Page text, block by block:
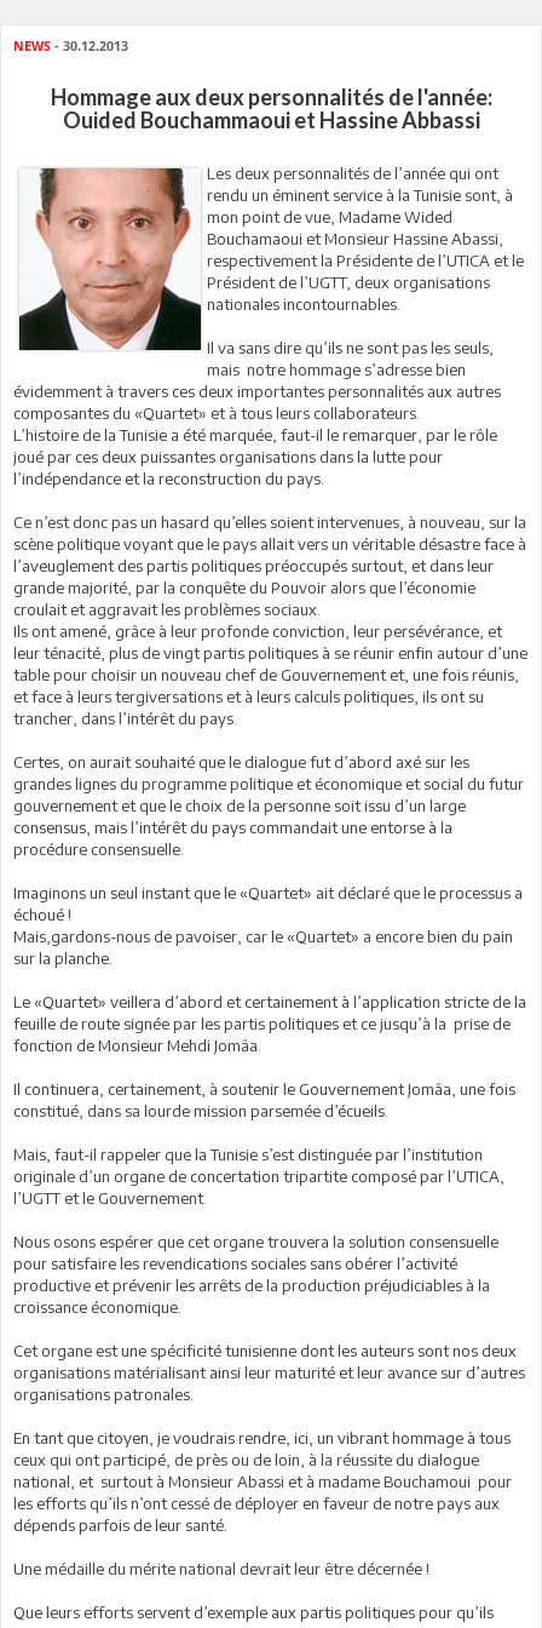
NEWS - 30.12.2013
Hommage aux deux personnalités de l'année:
Ouided Bouchammaoui et Hassine Abbassi
Les deux personnalités de l’année qui ont
rendu un éminent service à la Tunisie sont, à
mon point de vue, Madame Wided
Bouchamaoui et Monsieur Hassine Abassi,
respectivement la Présidente de l’UTICA et le
Président de l’UGTT, deux organisations
nationales incontournables.
Il va sans dire qu’ils ne sont pas les seuls,
mais notre hommage s’adresse bien
évidemment à travers ces deux importantes personnalités aux autres
composantes du «Quartet» et à tous leurs collaborateurs.
L’histoire de la Tunisie a été marquée, faut-il le remarquer, par le rôle
joué par ces deux puissantes organisations dans la lutte pour
l’indépendance et la reconstruction du pays.
Ce n’est donc pas un hasard qu’elles soient intervenues, à nouveau, sur la
scène politique voyant que le pays allait vers un véritable désastre face à
l’aveuglement des partis politiques préoccupés surtout, et dans leur
grande majorité, par la conquête du Pouvoir alors que l’économie
croulait et aggravait les problèmes sociaux.
Ils ont amené, grâce à leur profonde conviction, leur persévérance, et
leur ténacité, plus de vingt partis politiques à se réunir enfin autour d’une
table pour choisir un nouveau chef de Gouvernement et, une fois réunis,
et face à leurs tergiversations et à leurs calculs politiques, ils ont su
trancher, dans l’intérêt du pays.
Certes, on aurait souhaité que le dialogue fut d’abord axé sur les
grandes lignes du programme politique et économique et social du futur
gouvernement et que le choix de la personne soit issu d’un large
consensus, mais l’intérêt du pays commandait une entorse à la
procédure consensuelle.
Imaginons un seul instant que le «Quartet» ait déclaré que le processus a
échoué !
Mais,gardons-nous de pavoiser, car le «Quartet» a encore bien du pain
sur la planche.
Le «Quartet» veillera d’abord et certainement à l’application stricte de la
feuille de route signée par les partis politiques et ce jusqu’à la prise de
fonction de Monsieur Mehdi Jomâa.
Il continuera, certainement, à soutenir le Gouvernement Jomâa, une fois
constitué, dans sa lourde mission parsemée d’écueils.
Mais, faut-il rappeler que la Tunisie s’est distinguée par l’institution
originale d’un organe de concertation tripartite composé par l’UTICA,
l’UGTT et le Gouvernement.
Nous osons espérer que cet organe trouvera la solution consensuelle
pour satisfaire les revendications sociales sans obérer l’activité
productive et prévenir les arrêts de la production préjudiciables à la
croissance économique.
Cet organe est une spécificité tunisienne dont les auteurs sont nos deux
organisations matérialisant ainsi leur maturité et leur avance sur d’autres
organisations patronales.
En tant que citoyen, je voudrais rendre, ici, un vibrant hommage à tous
ceux qui ont participé, de près ou de loin, à la réussite du dialogue
national, et surtout à Monsieur Abassi et à madame Bouchamoui pour
les efforts qu’ils n’ont cessé de déployer en faveur de notre pays aux
dépends parfois de leur santé.
Une médaille du mérite national devrait leur être décernée !
Que leurs efforts servent d’exemple aux partis politiques pour qu’ils